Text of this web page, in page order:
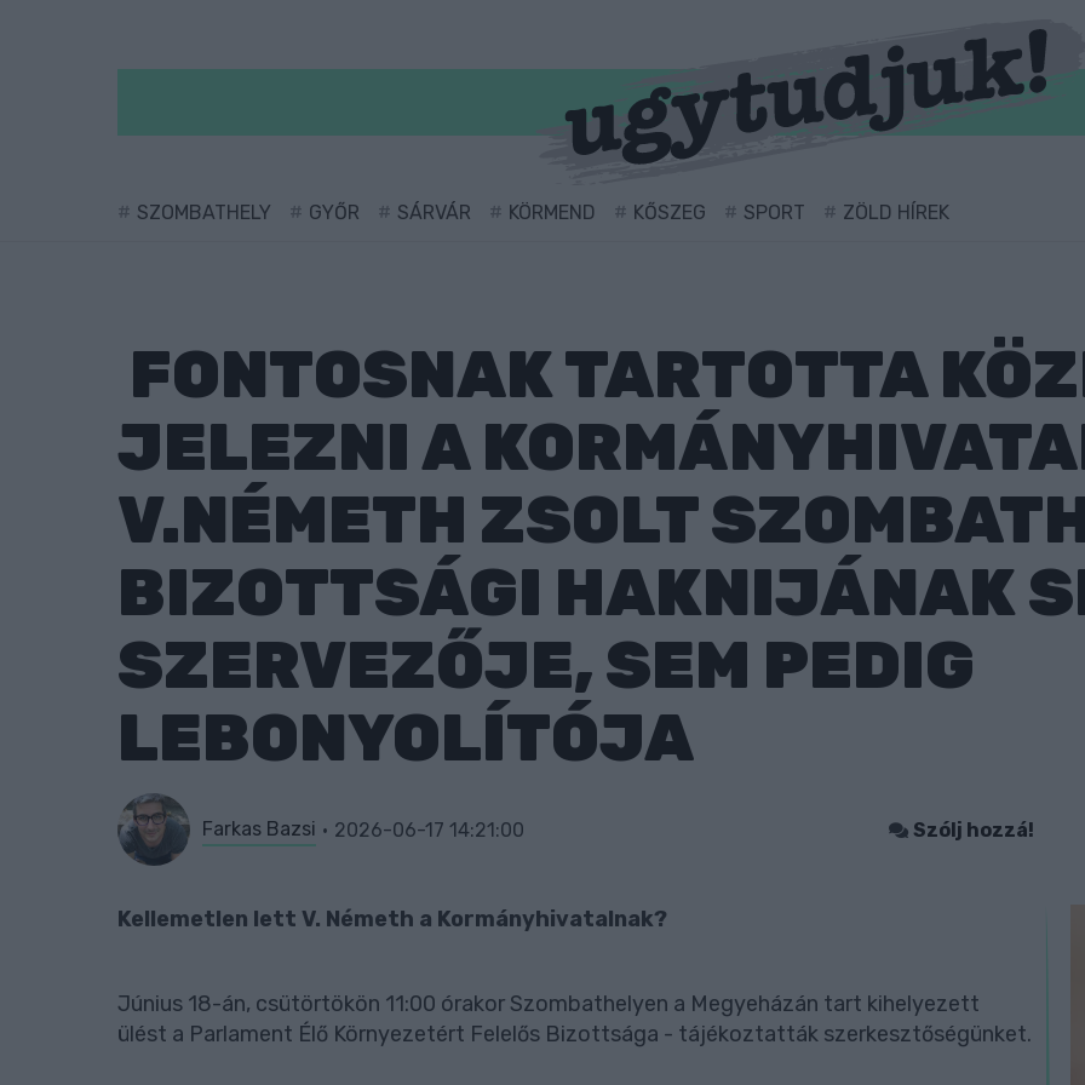
SZOMBATHELY GYŐR SÁRVÁR KÖRMEND KŐSZEG SPORT ZÖLD HÍREK
FONTOSNAK TARTOTTA
JELEZNI A
V.NÉMETH ZSOLT
BIZOTTSÁGI HAKNIJÁNAK
SZERVEZŐJE, SEM PEDIG
LEBONYOLÍTÓJA
Farkas Bazsi 2026-06-17 14:21:00 Szólj hozzá!
Kellemetlen lett V. Németh a Kormányhivatalnak?
Június 18-án, csütörtökön 11:00 órakor Szombathelyen a Megyeházán tart kihelyezett
ülést a Parlament Élő Környezetért Felelős Bizottsága - tájékoztatták szerkesztőségünket.